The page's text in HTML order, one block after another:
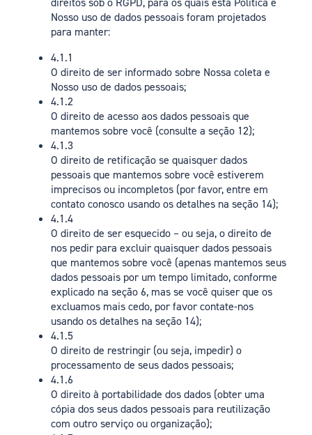
Nosso uso de dados pessoais foram projetados
para manter:
4.1.1
O direito de ser informado sobre Nossa coleta e
Nosso uso de dados pessoais;
4.1.2
O direito de acesso aos dados pessoais que
mantemos sobre você (consulte a seção 12);
4.1.3
O direito de retificação se quaisquer dados
pessoais que mantemos sobre você estiverem
imprecisos ou incompletos (por favor, entre em
contato conosco usando os detalhes na seção 14);
4.1.4
O direito de ser esquecido – ou seja, o direito de
nos pedir para excluir quaisquer dados pessoais
que mantemos sobre você (apenas mantemos seus
dados pessoais por um tempo limitado, conforme
explicado na seção 6, mas se você quiser que os
excluamos mais cedo, por favor contate-nos
usando os detalhes na seção 14);
4.1.5
O direito de restringir (ou seja, impedir) o
processamento de seus dados pessoais;
4.1.6
O direito à portabilidade dos dados (obter uma
cópia dos seus dados pessoais para reutilização
com outro serviço ou organização);